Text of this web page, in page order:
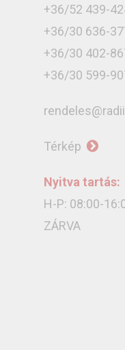
+36/52 439-
+36/30 636-
+36/30 402-
+36/30 599-
Térkép
Nyitva tartás:
H-P: 08:00-
ZÁRVA